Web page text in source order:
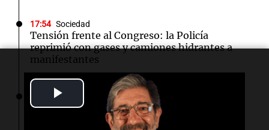
Video
17:54 Sociedad
Tensión frente al Congreso: la Policía
reprimió con gases y camiones hidrantes a
manifestantes
Consejos
Tendencias en decoración: lo vintage vuelve
con fuerza en 2026